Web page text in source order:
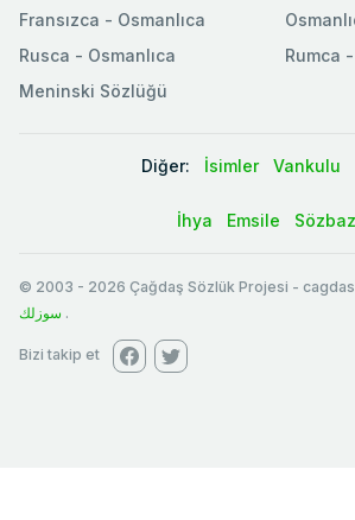
Fransızca - Osmanlıca
Rusca - Osmanlıca
Meninski Sözlüğü
Rumca
Diğer: İsimler Vankulu
İhya Emsile Sözbaz
© 2003 - 2026 Çağdaş Sözlük Projesi -
سوزلك .
Bizi takip et